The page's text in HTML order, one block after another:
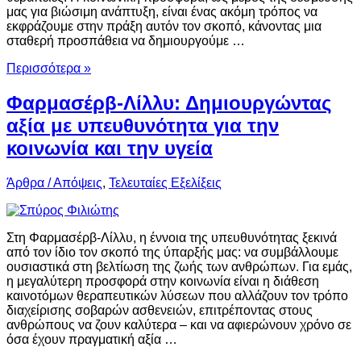
μας για βιώσιμη ανάπτυξη, είναι ένας ακόμη τρόπος να
εκφράζουμε στην πράξη αυτόν τον σκοπό, κάνοντας μια
σταθερή προσπάθεια να δημιουργούμε …
Περισσότερα »
Φαρμασέρβ-Λίλλυ: Δημιουργώντας
αξία με υπευθυνότητα για την
κοινωνία και την υγεία
Άρθρα / Απόψεις, Τελευταίες Εξελίξεις
Στη Φαρμασέρβ-Λίλλυ, η έννοια της υπευθυνότητας ξεκινά
από τον ίδιο τον σκοπό της ύπαρξής μας: να συμβάλλουμε
ουσιαστικά στη βελτίωση της ζωής των ανθρώπων. Για εμάς,
η μεγαλύτερη προσφορά στην κοινωνία είναι η διάθεση
καινοτόμων θεραπευτικών λύσεων που αλλάζουν τον τρόπο
διαχείρισης σοβαρών ασθενειών, επιτρέποντας στους
ανθρώπους να ζουν καλύτερα – και να αφιερώνουν χρόνο σε
όσα έχουν πραγματική αξία …